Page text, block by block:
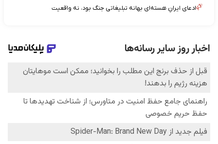
ادعای ایرانِ هسته‌ای بهانه تبلیغاتی جنگ بود، نه واقعیت